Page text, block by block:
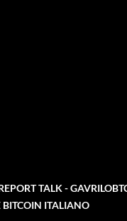
TALK -
BITCOIN ITALIANO